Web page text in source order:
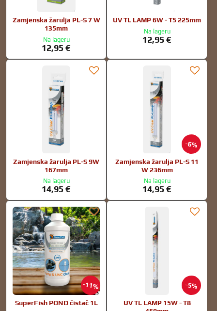
Zamjenska žarulja PL-S 7 W
135mm
Na lageru
12,95 €
UV TL LAMP 6W - T5 225mm
Na lageru
12,95 €
Zamjenska žarulja PL-S 9W
167mm
Na lageru
14,95 €
6%
Zamjenska žarulja PL-S 11
W 236mm
Na lageru
14,95 €
11%
SuperFish POND čistač 1L
5%
UV TL LAMP 15W - T8